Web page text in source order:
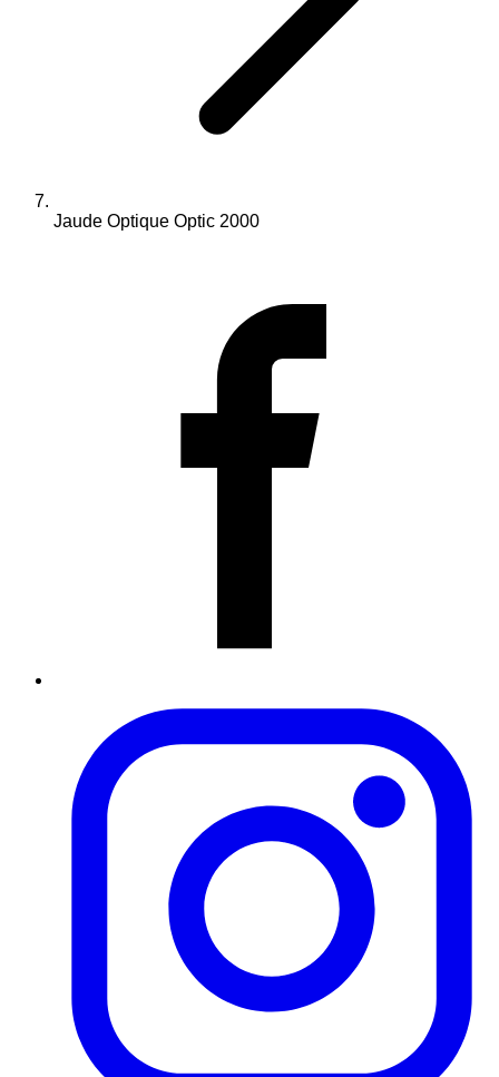
Jaude Optique Optic 2000